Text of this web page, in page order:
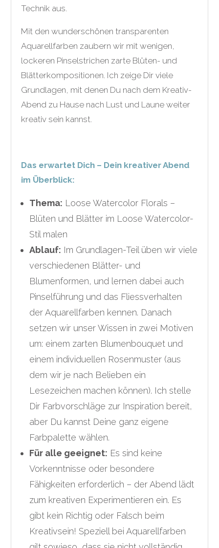
Technik aus.
Mit den wunderschönen transparenten
Aquarellfarben zaubern wir mit wenigen,
lockeren Pinselstrichen zarte Blüten- und
Blätterkompositionen. Ich zeige Dir viele
Grundlagen, mit denen Du nach dem Kreativ-
Abend zu Hause nach Lust und Laune weiter
kreativ sein kannst.
Das erwartet Dich – Dein kreativer Abend
im Überblick:
Thema: Loose Watercolor Florals –
Blüten und Blätter im Loose Watercolor-
Stil malen
Ablauf: Im Grundlagen-Teil üben wir viele
verschiedenen Blätter- und
Blumenformen, und lernen dabei auch
Pinselführung und das Fliessverhalten
der Aquarellfarben kennen. Danach
setzen wir unser Wissen in zwei Motiven
um: einem zarten Blumenbouquet und
einem individuellen Rosenmuster (aus
dem wir je nach Belieben ein
Lesezeichen machen können). Ich stelle
Dir Farbvorschläge zur Inspiration bereit,
aber Du kannst Deine ganz eigene
Farbpalette wählen.
Für alle geeignet: Es sind keine
Vorkenntnisse oder besondere
Fähigkeiten erforderlich – der Abend lädt
zum kreativen Experimentieren ein. Es
gibt kein Richtig oder Falsch beim
Kreativsein! Speziell bei Aquarellfarben